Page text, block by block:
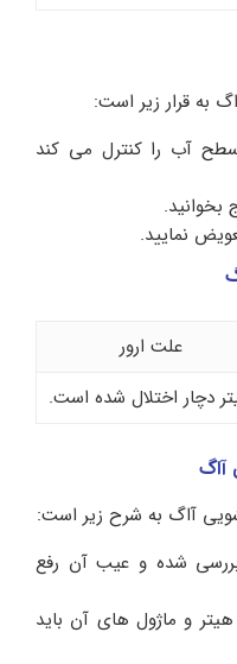
آب را کنترل می کند
بخوانید.
نمایید.
علت ارور
دچار اختلال شده است.
شده و عیب آن رفع
و ماژول های آن باید